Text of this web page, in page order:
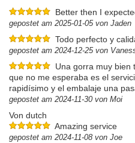
Better then I
gepostet am 2025-01-05 von Jaden
Todo perfecto y
gepostet am 2024-12-25 von
Una gorra muy bien
que no me esperaba es el
rapidísimo y el embalaje una
gepostet am 2024-11-30 von Moi
Von dutch
Amazing service
gepostet am 2024-11-08 von Joe